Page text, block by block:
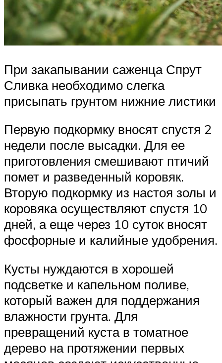
При закапывании саженца Спрут
Сливка необходимо слегка
присыпать грунтом нижние листики
Первую подкормку вносят спустя 2
недели после высадки. Для ее
приготовления смешивают птичий
помет и разведенный коровяк.
Вторую подкормку из настоя золы и
коровяка осуществляют спустя 10
дней, а еще через 10 суток вносят
фосфорные и калийные удобрения.
Кусты нуждаются в хорошей
подсветке и капельном поливе,
который важен для поддержания
влажности грунта. Для
превращений куста в томатное
дерево на протяжении первых